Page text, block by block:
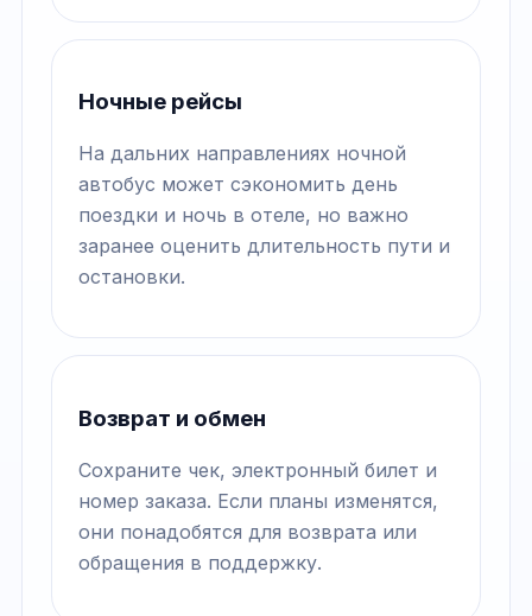
Ночные рейсы
На дальних направлениях ночной
автобус может сэкономить день
поездки и ночь в отеле, но важно
заранее оценить длительность пути и
остановки.
Возврат и обмен
Сохраните чек, электронный билет и
номер заказа. Если планы изменятся,
они понадобятся для возврата или
обращения в поддержку.